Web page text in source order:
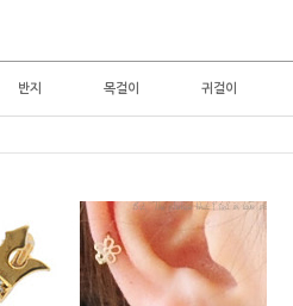
반지 목걸이 귀걸이